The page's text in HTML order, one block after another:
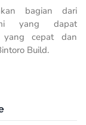
bagian dari
yang dapat
yang cepat dan
Build.